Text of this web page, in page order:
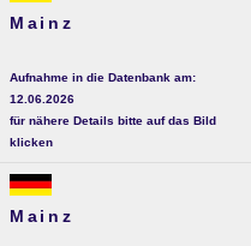
Mainz
Aufnahme in die Datenbank am:
12.06.2026
für nähere Details bitte auf das Bild
klicken
Mainz